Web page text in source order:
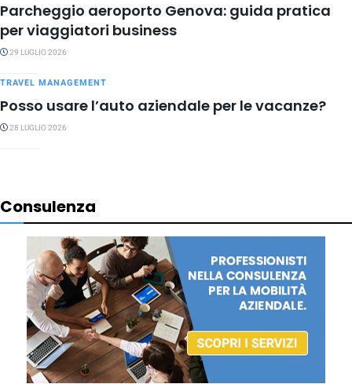
Parcheggio aeroporto Genova: guida pratica
per viaggiatori business
29 LUGLIO 2026
TRAVEL MANAGEMENT
Posso usare l’auto aziendale per le vacanze?
28 LUGLIO 2026
Consulenza